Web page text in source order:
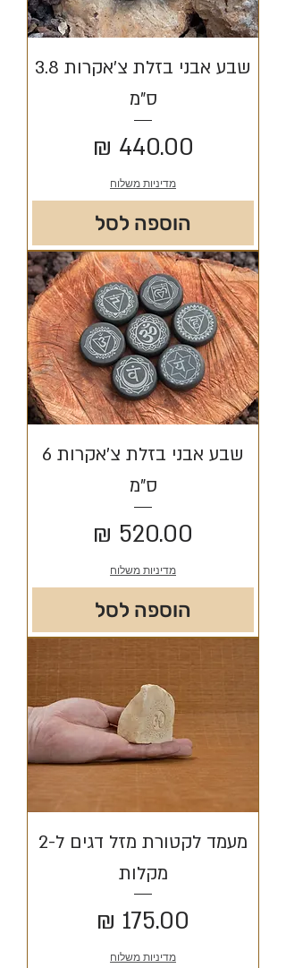
שבע אבני בזלת צ'אקרות 3.8
ס"מ
מחיר
מדיניות משלוח
הוספה לסל
שבע אבני בזלת צ'אקרות 6
ס"מ
מחיר
מדיניות משלוח
הוספה לסל
מעמד לקטורת מזל דגים ל-2
מקלות
מחיר
מדיניות משלוח